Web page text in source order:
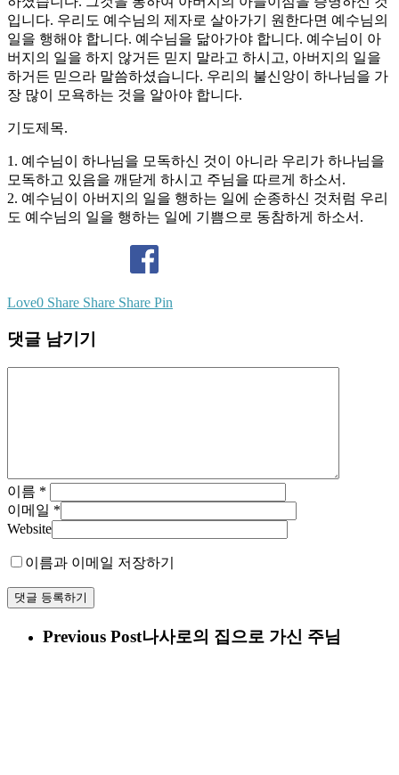
입니다. 우리도 예수님의 제자로 살아가기 원한다면 예수님의
일을 행해야 합니다. 예수님을 닮아가야 합니다. 예수님이 아
버지의 일을 하지 않거든 믿지 말라고 하시고, 아버지의 일을
하거든 믿으라 말씀하셨습니다. 우리의 불신앙이 하나님을 가
장 많이 모욕하는 것을 알아야 합니다.
기도제목.
1. 예수님이 하나님을 모독하신 것이 아니라 우리가 하나님을
모독하고 있음을 깨닫게 하시고 주님을 따르게 하소서.
2. 예수님이 아버지의 일을 행하는 일에 순종하신 것처럼 우리
도 예수님의 일을 행하는 일에 기쁨으로 동참하게 하소서.
Love0 Share Share Share Pin
댓글 남기기
이름 *
이메일 *
Website
이름과 이메일 저장하기
Previous Post나사로의 집으로 가신 주님